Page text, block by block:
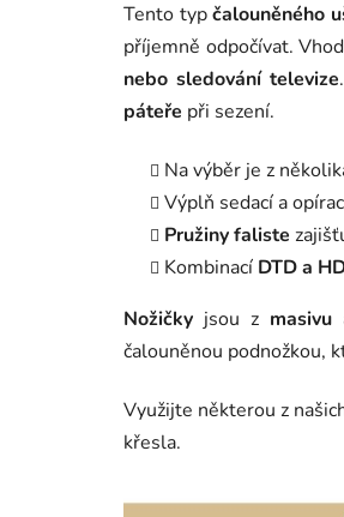
Tento typčalouněného
příjemně odpočívat.
nebo sledování televize
páteře při sezení.
Na výběr je z
Výplň sedací a
Pružiny faliste
Kombinací DTD a
Nožičky jsou z masivu
čalouněnou podnožkou,
Využijte některou z
křesla.